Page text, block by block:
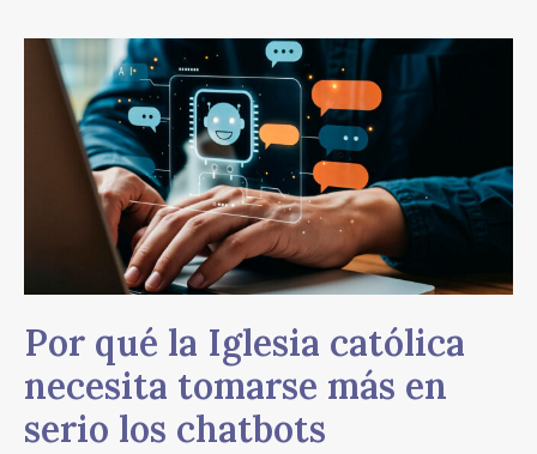
Por qué la Iglesia católica
necesita tomarse más en
serio los chatbots
Por
Iglesia
católica
los